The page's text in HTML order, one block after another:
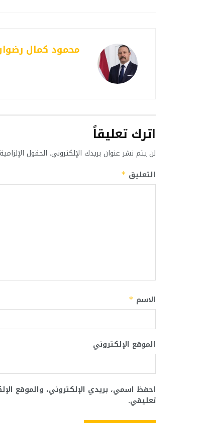
محمود كمال
اترك تعليقاً
لن يتم نشر عنوان بريدك الإلكتروني. الحقول
التعليق *
الاسم *
الموقع الإلكتروني
احفظ اسمي، بريدي الإلكتروني، والموقع
تعليقي.